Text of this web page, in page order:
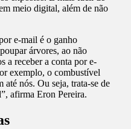
meio digital, além de não
e-mail é o ganho
árvores, ao não
a receber a conta por e-
exemplo, o combustível
até nós. Ou seja, trata-se de
afirma Eron Pereira.